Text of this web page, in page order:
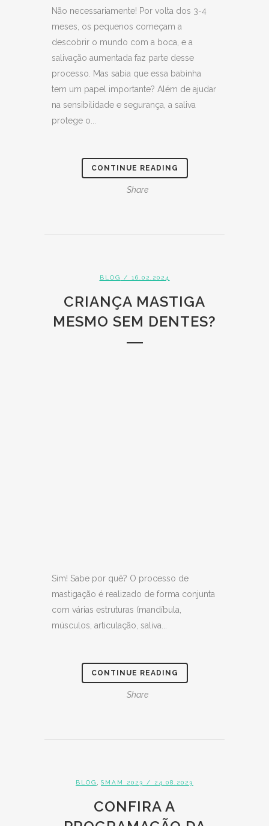
Não necessariamente! Por volta dos 3-4
meses, os pequenos começam a
descobrir o mundo com a boca, e a
salivação aumentada faz parte desse
processo. Mas sabia que essa babinha
tem um papel importante? Além de ajudar
na sensibilidade e segurança, a saliva
protege o...
CONTINUE READING
Share
BLOG / 16.02.2024
CRIANÇA MASTIGA
MESMO SEM DENTES?
Sim! Sabe por quê? O processo de
mastigação é realizado de forma conjunta
com várias estruturas (mandíbula,
músculos, articulação, saliva...
CONTINUE READING
Share
BLOG SMAM 2023 / 24.08.2023
CONFIRA A